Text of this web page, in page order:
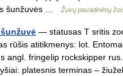
šunžuvės …
Žuvų pavadinimų
— statusas T sritis
rūšis atitikmenys: lot.
angl. fringelip rockskipper
platesnis terminas –